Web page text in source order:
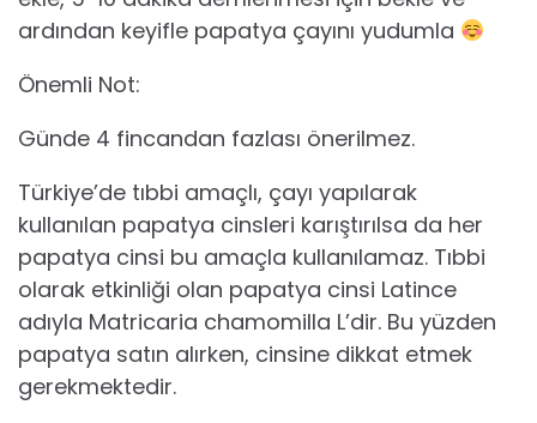
ardından keyifle papatya çayını yudumla
Önemli Not:
Günde 4 fincandan fazlası önerilmez.
Türkiye’de tıbbi amaçlı, çayı yapılarak
kullanılan papatya cinsleri karıştırılsa da her
papatya cinsi bu amaçla kullanılamaz. Tıbbi
olarak etkinliği olan papatya cinsi Latince
adıyla Matricaria chamomilla L’dir. Bu yüzden
papatya satın alırken, cinsine dikkat etmek
gerekmektedir.